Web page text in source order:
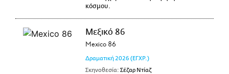
κόσμου.
Μεξικό 86
Mexico 86
Δραματική 2026 (ΕΓΧΡ.)
Σκηνοθεσία: Σέζαρ Ντίαζ